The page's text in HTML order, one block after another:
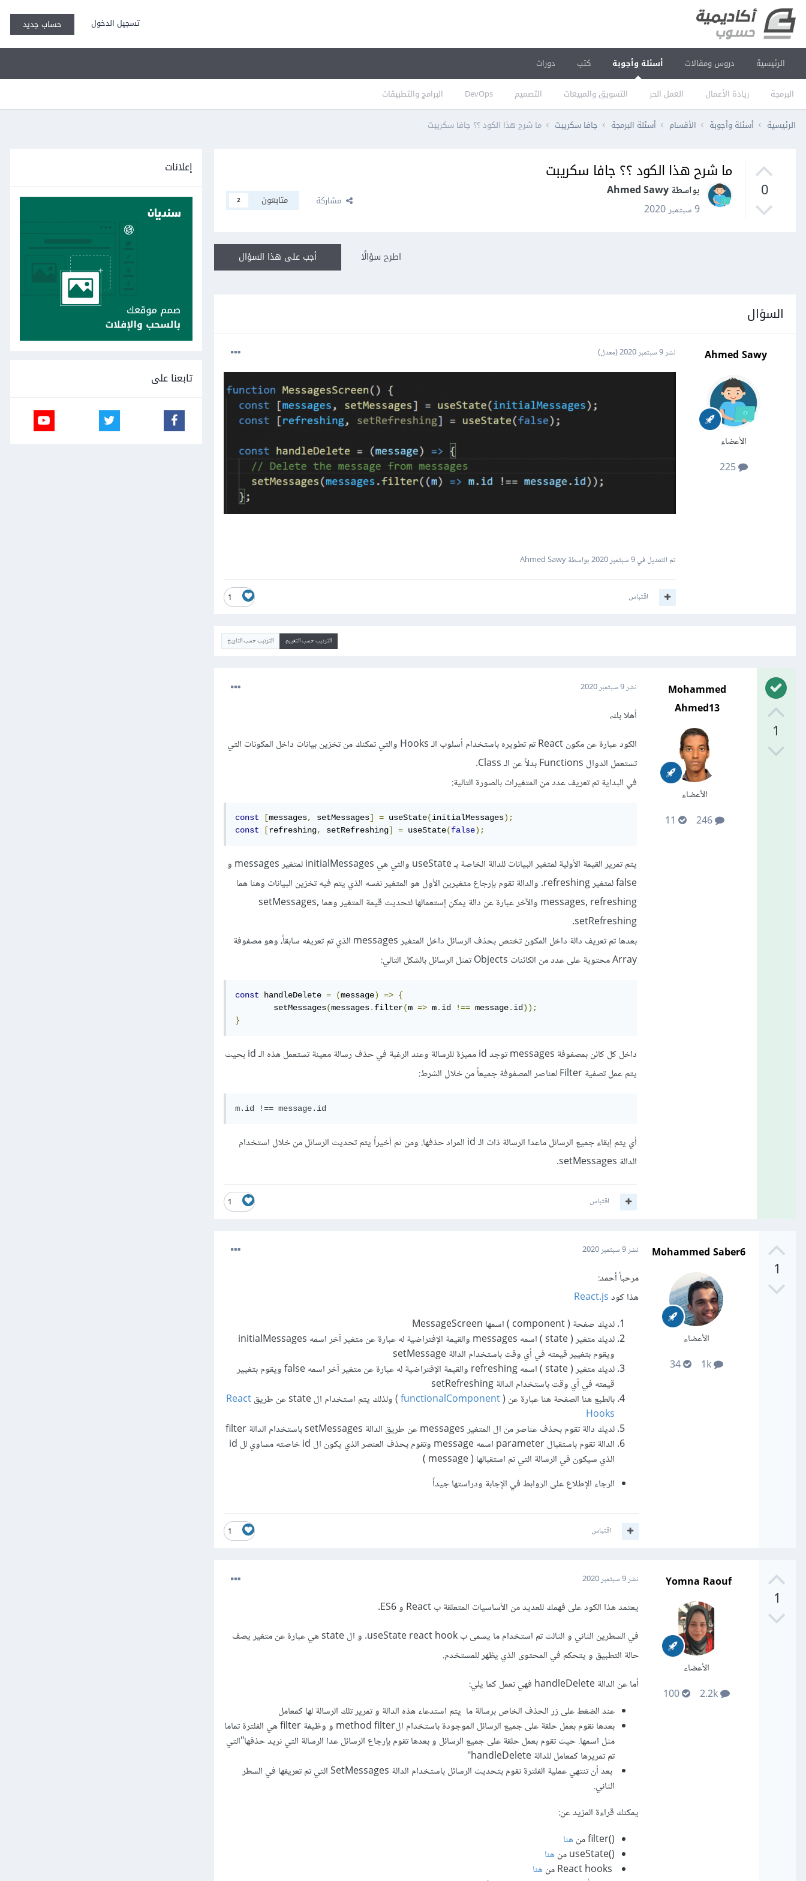
تسجيل الدخول حساب جديد
الرئيسية دروس ومقالات أسئلة وأجوبة
البرمجة ريادة الأعمال العمل الحر التسويق والمبيعات التصميم DevOps البرامج والتطبيقات
كتب دورات
الرئيسية أسئلة وأجوبة الأقسام أسئلة البرمجة جافا سكريبت ما شرح هذا الكود ؟؟ جافا سكريبت
0
ما شرح هذا الكود ؟؟ جافا سكريبت
بواسطة Ahmed Sawy
9 سبتمبر 2020
مشاركة متابعون 2
أجب على هذا السؤال اطرح سؤالًا
السؤال
Ahmed Sawy
الأعضاء
225
نشر9 سبتمبر 2020 (معدل)
تم التعديل في9 سبتمبر 2020 بواسطة Ahmed Sawy
1 اقتباس
الترتيب حسب التقييم الترتيب حسب التاريخ
1
Mohammed
Ahmed13
الأعضاء
246
نشر9 سبتمبر 2020
أهلا بك،
الكود عبارة عن مكون React تم تطويره باستخدام أسلوب الـ Hooks والتي تمكنك من تخزين بيانات داخل المكونات التي
تستعمل الدوال Functions بدلاً عن الـ Class.
في البداية تم تعريف عدد من المتغيرات بالصورة التالية:
const [messages, setMessages] = useState(initialMessages);
const
[refreshing, setRefreshing] = useState(false);
يتم تمرير القيمة الأولية لمتغير البيانات للدالة الخاصة بـ useState والتي هي initialMessages لمتغير messages و
false لمتغير refreshing. والدالة تقوم بإرجاع متغيرين الأول هو المتغير نفسه الذي يتم فيه تخزين البيانات وهنا هما
messages, refreshing والآخر عبارة عن دالة يمكن إستعمالها لتحديث قيمة المتغير وهما setMessages,
setRefreshing.
بعدها تم تعريف دالة داخل المكون تختص بحذف الرسائل داخل المتغير messages الذي تم تعريفه سابقاً، وهو مصفوفة
Array محتوية على عدد من الكائنات Objects تمثل الرسائل بالشكل التالي:
const handleDelete = (message) => {
	setMessages
(messages. filter(m => m. id !== message. id ));
}
داخل كل كائن بمصفوفة messages توجد id مميزة للرسالة وعند الرغبة في حذف رسالة معينة تستعمل هذه الـ id بحيث
يتم عمل تصفية Filter لعناصر المصفوفة جميعاً من خلال الشرط:
m.id !== message.id
أي يتم إبقاء جميع الرسائل ماعدا الرسالة ذات الـ id المراد حذفها. ومن ثم أخيراً يتم تحديث الرسائل من خلال استخدام
الدالة setMessages.
1 اقتباس
1
Mohammed Saber6
الأعضاء
1k
34
نشر9 سبتمبر 2020
مرحباً أحمد:
هذا كودReact.js
لديك صفحة ( component ) اسمها MessageScreen
لديك متغير ( state ) اسمه messages والقيمة الإفتراضية له عبارة عن متغير آخر اسمه initialMessages
ويقوم بتغيير قيمته في أي وقت باستخدام الدالة setMessage
لديك متغير ( state ) اسمه refreshing والقيمة الإفتراضية له عبارة عن متغير آخر اسمه false ويقوم بتغيير
قيمته في أي وقت باستخدام الدالة setRefreshing
بالطبع هنا الصفحة هنا عبارة عن (functionalComponent) ولذلك يتم استخدام ال state عن طريق
React
Hooks
لديك دالة تقوم بحذف عناصر من ال المتغير messages عن طريق الدالة setMessages باستخدام الدالة filter
الدالة تقوم باستقبال parameter اسمه message وتقوم بحذف العنصر الذي يكون ال id خاصته مساوي لل id
الذي سيكون في الرسالة التي تم استقبالها ( message )
الرجاء الإطلاع على الروابط في الإجابة ودراستها جيداً
1 اقتباس
1
Yomna Raouf
الأعضاء
2.2k
100
نشر9 سبتمبر 2020
يعتمد هذا الكود على فهمك للعديد من الأساسيات المتعلقة ب React و ES6.
في السطرين الثاني و الثالث تم استخدام ما يسمى ب useState react hook. و ال state هي عبارة عن متغير يصف
حالة التطبيق و يتحكم في المحتوى الذي يظهر للمستخدم.
أما عن الدالة handleDelete فهي تعمل كما يلي:
عند الضغط على زر الحذف الخاص برسالة ما يتم استدعاء هذه الدالة و تمرير تلك الرسالة لها كمعامل
بعدها نقوم بعمل حلقة على جميع الرسائل الموجودة باستخدام الmethod filter و وظيفة filter هي الفلترة تماما
مثل اسمها. حيث تقوم بعمل حلقة على جميع الرسائل و بعدها تقوم بإرجاع الرسائل عدا الرسالة التي نريد حذفها"التي
تم تمريرها كمعامل للدالة handleDelete"
بعد أن تنتهي عملية الفلترة نقوم بتحديث الرسائل باستخدام الدالة SetMessages التي تم تعريفها في السطر
الثاني.
يمكنك قراءة المزيد عن:
()filter من
هنا
()useState من
هنا
هنا
إعلانات
تابعنا على